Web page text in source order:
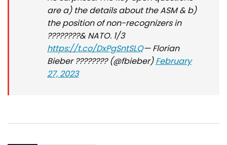
are a) the details about the ASM & b)
the position of non-recognizers in
????????& NATO. 1/3
https://t.co/DxPgSntSLQ— Florian
Bieber ???????? (@fbieber)February
27, 2023